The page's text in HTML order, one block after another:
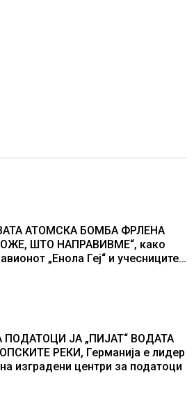
АТОМСКА БОМБА ФРЛЕНА
ШТО НАПРАВИВМЕ“, како
„Енола Геј“ и учесниците
ЈА „ПИЈАТ“ ВОДАТА
РЕКИ, Германија е лидер
изградени центри за податоци